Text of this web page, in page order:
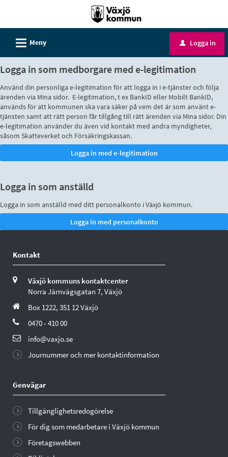
tjänster
-
Växjö
kommun
L Meny u Logga in
Logga in som medborgare med e-legitimation
Använd din personliga e-legitimation för att logga in i e-tjänster och följa
ärenden via Mina sidor. E-legitimation, t ex BankID eller Mobilt BankID,
används för att kommunen ska vara säker på vem det är som använt e-
tjänsten samt att rätt person får tillgång till rätt ärenden via Mina sidor. Din
e-legitimation använder du även vid kontakt med andra myndigheter,
såsom Skatteverket och Försäkringskassan.
Logga in som anställd
Logga in som anställd med ditt personalkonto i Växjö kommun.
Kontakt
Växjö kommuns kontaktcenter
Norra Järnvägsgatan 7, Växjö
Box 1222, 351 12 Växjö
0470 - 410 00
info@vaxjo.se
Journummer och mer kontaktinformation
Genvägar
Tillgänglighetsredogörelse
För dig som medarbetare i Växjö kommun
Företagswebben